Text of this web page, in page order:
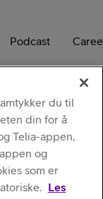
Podcast
du til
din for å
Telia-appen,
og
som er
Les